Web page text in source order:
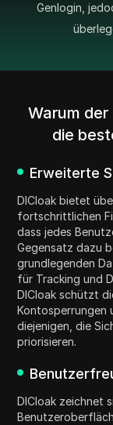
Genlogin,
Warum
die
Erweiterte
DICloak bietet
fortschrittlichen
dass jedes
Gegensatz dazu
grundlegenden
für Tracking und
DICloak schützt
Kontosperrungen
diejenigen, die
priorisieren.
DICloak zeichnet